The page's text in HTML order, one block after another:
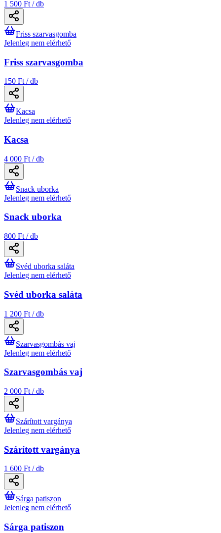
1 500 Ft / db
Friss szarvasgomba
Jelenleg nem elérhető
Friss szarvasgomba
150 Ft / db
Kacsa
Jelenleg nem elérhető
Kacsa
4 000 Ft / db
Snack uborka
Jelenleg nem elérhető
Snack uborka
800 Ft / db
Svéd uborka saláta
Jelenleg nem elérhető
Svéd uborka saláta
1 200 Ft / db
Szarvasgombás vaj
Jelenleg nem elérhető
Szarvasgombás vaj
2 000 Ft / db
Szárított vargánya
Jelenleg nem elérhető
Szárított vargánya
1 600 Ft / db
Sárga patiszon
Jelenleg nem elérhető
Sárga patiszon